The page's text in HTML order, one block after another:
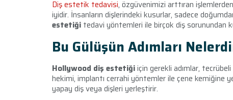
Diş estetik tedavisi, özgüvenimizi arttıran
iyidir. İnsanların dişlerindeki kusurlar, sadece
estetiği tedavi yöntemleri ile birçok diş sorunundan
Bu Gülüşün Adımları
Hollywood diş estetiğiiçin gerekli adımlar,
hekimi, implantı cerrahi yöntemler ile çene kemiğine
yapay diş veya dişleri yerleştirir.